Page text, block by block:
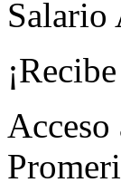
Salario
Acceso